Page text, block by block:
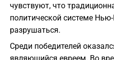
чувствуют, что
политической системе
разрушаться.
Среди победителей